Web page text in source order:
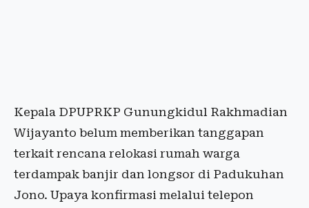
Kepala DPUPRKP Gunungkidul Rakhmadian
Wijayanto belum memberikan tanggapan
terkait rencana relokasi rumah warga
terdampak banjir dan longsor di Padukuhan
Jono. Upaya konfirmasi melalui telepon